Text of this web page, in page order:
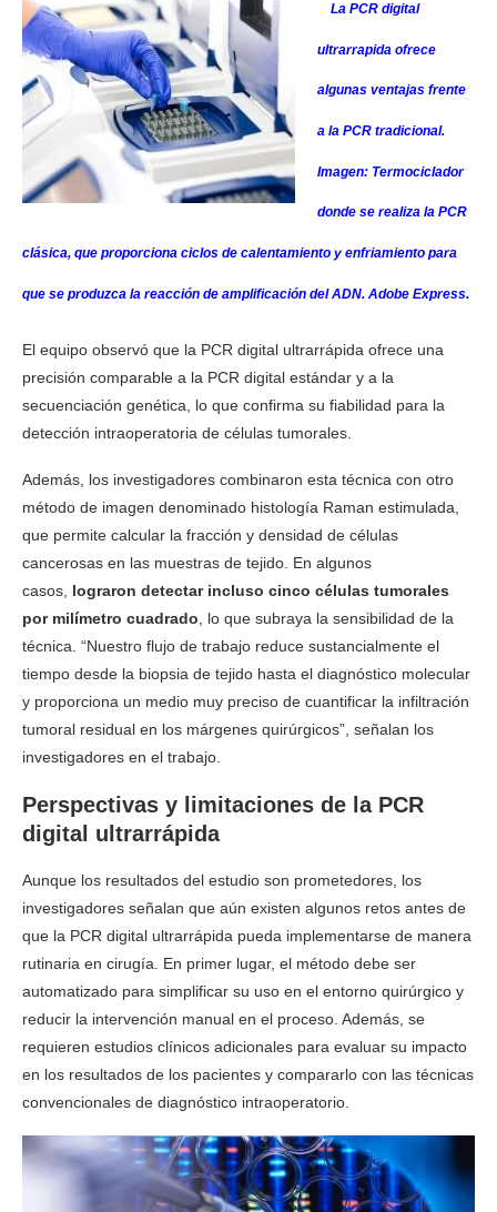
La PCR digital
ultrarrapida ofrece
algunas ventajas frente
a la PCR tradicional.
Imagen: Termociclador
donde se realiza la PCR
clásica, que proporciona ciclos de calentamiento y enfriamiento para
que se produzca la reacción de amplificación del ADN. Adobe Express.
El equipo observó que la PCR digital ultrarrápida ofrece una
precisión comparable a la PCR digital estándar y a la
secuenciación genética, lo que confirma su fiabilidad para la
detección intraoperatoria de células tumorales.
Además, los investigadores combinaron esta técnica con otro
método de imagen denominado histología Raman estimulada,
que permite calcular la fracción y densidad de células
cancerosas en las muestras de tejido. En algunos
casos, lograron detectar incluso cinco células tumorales
por milímetro cuadrado , lo que subraya la sensibilidad de la
técnica. “Nuestro flujo de trabajo reduce sustancialmente el
tiempo desde la biopsia de tejido hasta el diagnóstico molecular
y proporciona un medio muy preciso de cuantificar la infiltración
tumoral residual en los márgenes quirúrgicos”, señalan los
investigadores en el trabajo.
Perspectivas y limitaciones de la PCR
digital ultrarrápida
Aunque los resultados del estudio son prometedores, los
investigadores señalan que aún existen algunos retos antes de
que la PCR digital ultrarrápida pueda implementarse de manera
rutinaria en cirugía. En primer lugar, el método debe ser
automatizado para simplificar su uso en el entorno quirúrgico y
reducir la intervención manual en el proceso. Además, se
requieren estudios clínicos adicionales para evaluar su impacto
en los resultados de los pacientes y compararlo con las técnicas
convencionales de diagnóstico intraoperatorio.